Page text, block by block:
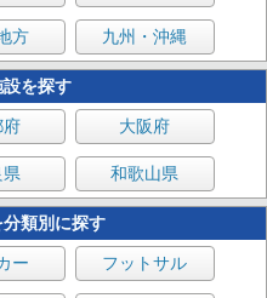
方 九州・沖縄
を探す
府 大阪府
県 和歌山県
類別に探す
ー フットサル